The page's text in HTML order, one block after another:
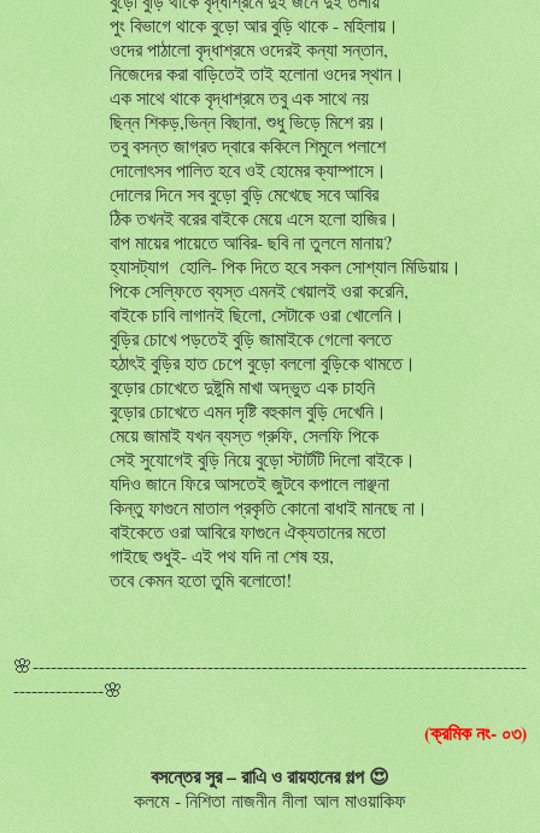
পুং বিভাগে থাকে বুড়ো আর বুড়ি থাকে - মহিলায়।
ওদের পাঠালো বৃদ্ধাশ্রমে ওদেরই কন্যা সন্তান,
নিজেদের করা বাড়িতেই তাই হলোনা ওদের স্থান।
এক সাথে থাকে বৃদ্ধাশ্রমে তবু এক সাথে নয়
ছিন্ন শিকড়,ভিন্ন বিছানা, শুধু ভিড়ে মিশে রয়।
তবু বসন্ত জাগ্রত দ্বারে ককিলে শিমুলে পলাশে
দোলোৎসব পালিত হবে ওই হোমের ক্যাম্পাসে।
দোলের দিনে সব বুড়ো বুড়ি মেখেছে সবে আবির
ঠিক তখনই বরের বাইকে মেয়ে এসে হলো হাজির।
বাপ মায়ের পায়েতে আবির- ছবি না তুললে মানায়?
হ্যাসট্যাগ হোলি- পিক দিতে হবে সকল সোশ্যাল মিডিয়ায়।
পিকে সেল্ফিতে ব্যস্ত এমনই খেয়ালই ওরা করেনি,
বাইকে চাবি লাগানই ছিলো, সেটাকে ওরা খোলেনি।
বুড়ির চোখে পড়তেই বুড়ি জামাইকে গেলো বলতে
হঠাৎই বুড়ির হাত চেপে বুড়ো বললো বুড়িকে থামতে।
বুড়োর চোখেতে দুষ্টুমি মাখা অদ্ভুত এক চাহনি
বুড়োর চোখেতে এমন দৃষ্টি বহুকাল বুড়ি দেখেনি।
মেয়ে জামাই যখন ব্যস্ত গ্রুফি, সেলফি পিকে
সেই সুযোগেই বুড়ি নিয়ে বুড়ো স্টার্টটি দিলো বাইকে।
যদিও জানে ফিরে আসতেই জুটবে কপালে লাঞ্ছনা
কিন্তু ফাগুনে মাতাল প্রকৃতি কোনো বাধাই মানছে না।
বাইকেতে ওরা আবিরে ফাগুনে ঐক্যতানের মতো
গাইছে শুধুই- এই পথ যদি না শেষ হয়,
তবেকেমনহতোতুমিবলোতো!
🌸----------------------------------------------------------------------------------
---------------🌸
(ক্রমিক নং- ০৩)
বসন্তেরসুর–রাএিওরায়হানেরগল্প 😍
কলমে - নিশিতা নাজনীন নীলা আল মাওয়াকিফ